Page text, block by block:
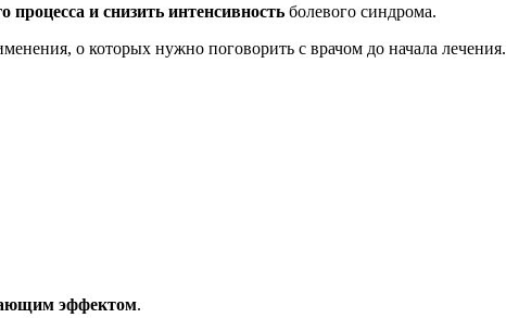
и снизить интенсивность болевого синдрома.
о которых нужно поговорить с врачом до начала лечения.
эффектом.